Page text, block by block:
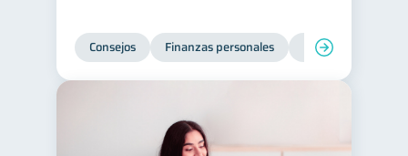
Ciberseguridad 5
Servicios 4
Superintendencia de Bancos
Consejos Finanzas personales Educación